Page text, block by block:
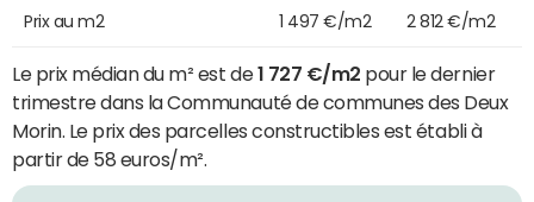
Prix au m2 1 497 €/m2 2 812 €/m2
Le prix médian du m² est de1 727 €/m2 pour le dernier
trimestre dans la Communauté de communes des Deux
Morin. Le prix des parcelles constructibles est établi à
partir de 58 euros/m².